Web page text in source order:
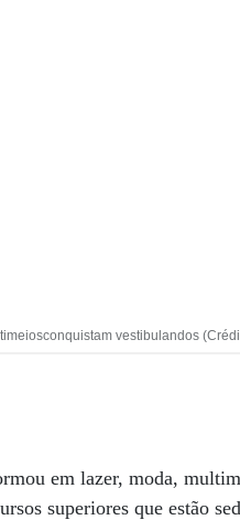
vestibulandos
em lazer, moda,
superiores que estão